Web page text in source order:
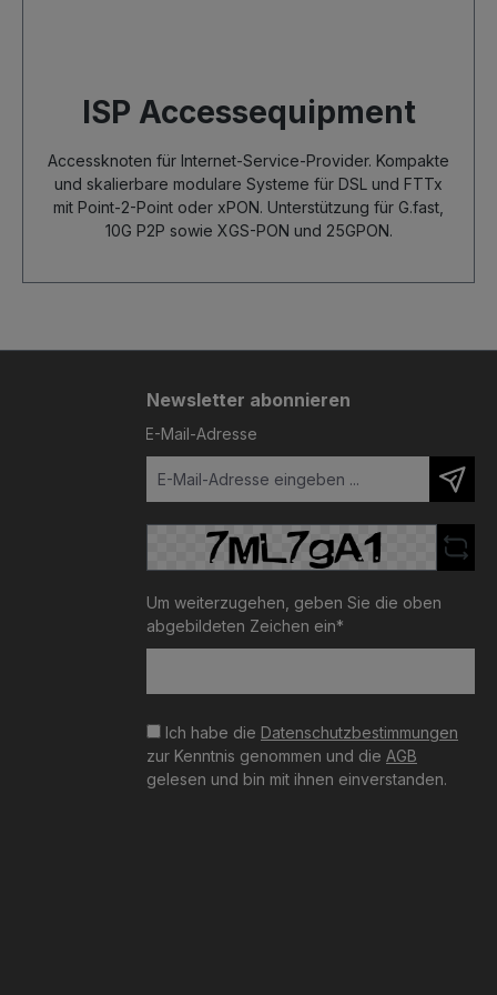
ISP Accessequipment
Accessknoten für Internet-Service-Provider. Kompakte
und skalierbare modulare Systeme für DSL und FTTx
mit Point-2-Point oder xPON. Unterstützung für G.fast,
10G P2P sowie XGS-PON und 25GPON.
Newsletter abonnieren
E-Mail-Adresse
Um weiterzugehen, geben Sie die oben
abgebildeten Zeichen ein*
Ich habe die Datenschutzbestimmungen
zur Kenntnis genommen und die AGB
gelesen und bin mit ihnen einverstanden.